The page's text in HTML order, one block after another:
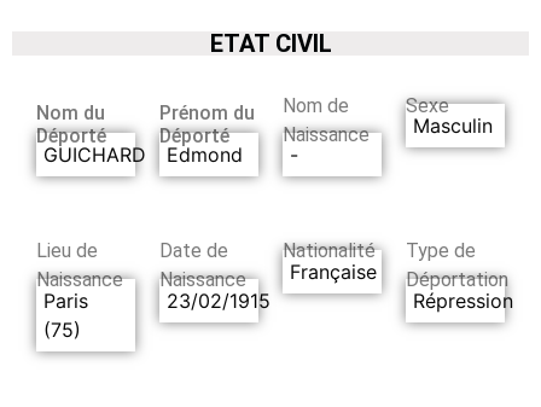
ETAT CIVIL
Nom du
Déporté
GUICHARD
Prénom du
Déporté
Edmond
Nom de
Naissance
-
Sexe
Masculin
Lieu de
Naissance
Paris
(75)
Date de
Naissance
23/02/1915
Nationalité
Française
Type de
Déportation
Répression